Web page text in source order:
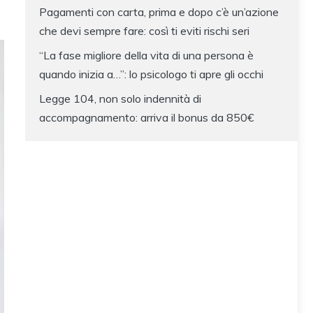
Pagamenti con carta, prima e dopo c’è un’azione
che devi sempre fare: così ti eviti rischi seri
“La fase migliore della vita di una persona è
quando inizia a…”: lo psicologo ti apre gli occhi
Legge 104, non solo indennità di
accompagnamento: arriva il bonus da 850€